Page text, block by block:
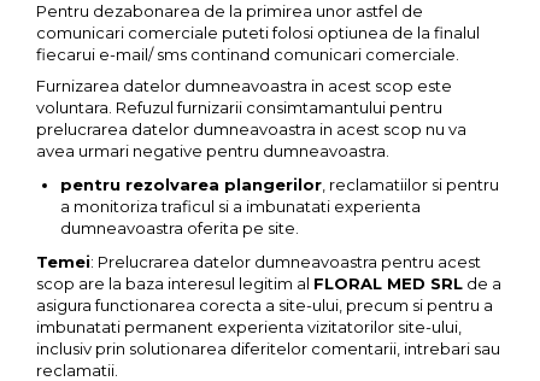
Pentru dezabonarea de la primirea unor astfel de
comunicari comerciale puteti folosi optiunea de la finalul
fiecarui e-mail/ sms continand comunicari comerciale.
Furnizarea datelor dumneavoastra in acest scop este
voluntara. Refuzul furnizarii consimtamantului pentru
prelucrarea datelor dumneavoastra in acest scop nu va
avea urmari negative pentru dumneavoastra.
pentru rezolvarea plangerilor , reclamatiilor si pentru
a monitoriza traficul si a imbunatati experienta
dumneavoastra oferita pe site.
Temei: Prelucrarea datelor dumneavoastra pentru acest
scop are la baza interesul legitim al FLORAL MED SRL de a
asigura functionarea corecta a site-ului, precum si pentru a
imbunatati permanent experienta vizitatorilor site-ului,
inclusiv prin solutionarea diferitelor comentarii, intrebari sau
reclamatii.